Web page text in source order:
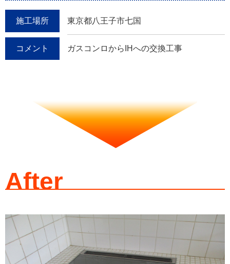
施工場所 東京都八王子市七国
コメント ガスコンロからIHへの交換工事
After